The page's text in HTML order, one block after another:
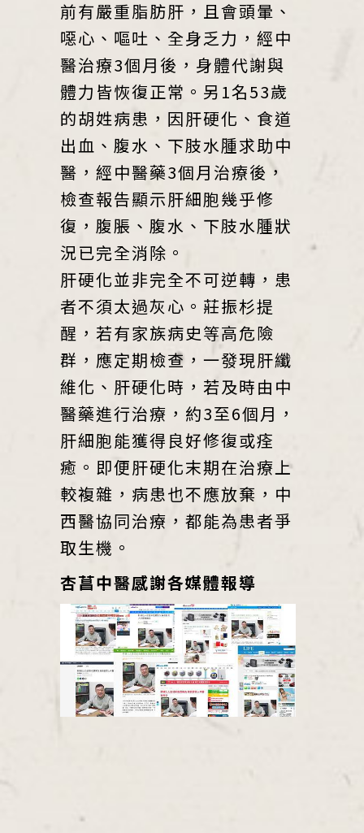
前有嚴重脂肪肝，且會頭暈、
噁心、嘔吐、全身乏力，經中
醫治療3個月後，身體代謝與
體力皆恢復正常。另1名53歲
的胡姓病患，因肝硬化、食道
出血、腹水、下肢水腫求助中
醫，經中醫藥3個月治療後，
檢查報告顯示肝細胞幾乎修
復，腹脹、腹水、下肢水腫狀
況已完全消除。
肝硬化並非完全不可逆轉，患
者不須太過灰心。莊振杉提
醒，若有家族病史等高危險
群，應定期檢查，一發現肝纖
維化、肝硬化時，若及時由中
醫藥進行治療，約3至6個月，
肝細胞能獲得良好修復或痊
癒。即便肝硬化末期在治療上
較複雜，病患也不應放棄，中
西醫協同治療，都能為患者爭
取生機。
杏菖中醫感謝各媒體報導